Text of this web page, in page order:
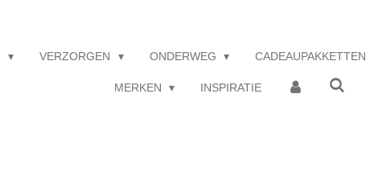
VERZORGEN ONDERWEG CADEAUPAKKETTEN
MERKEN INSPIRATIE